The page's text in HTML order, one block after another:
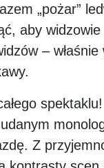
„pożar”
aby
–
Z